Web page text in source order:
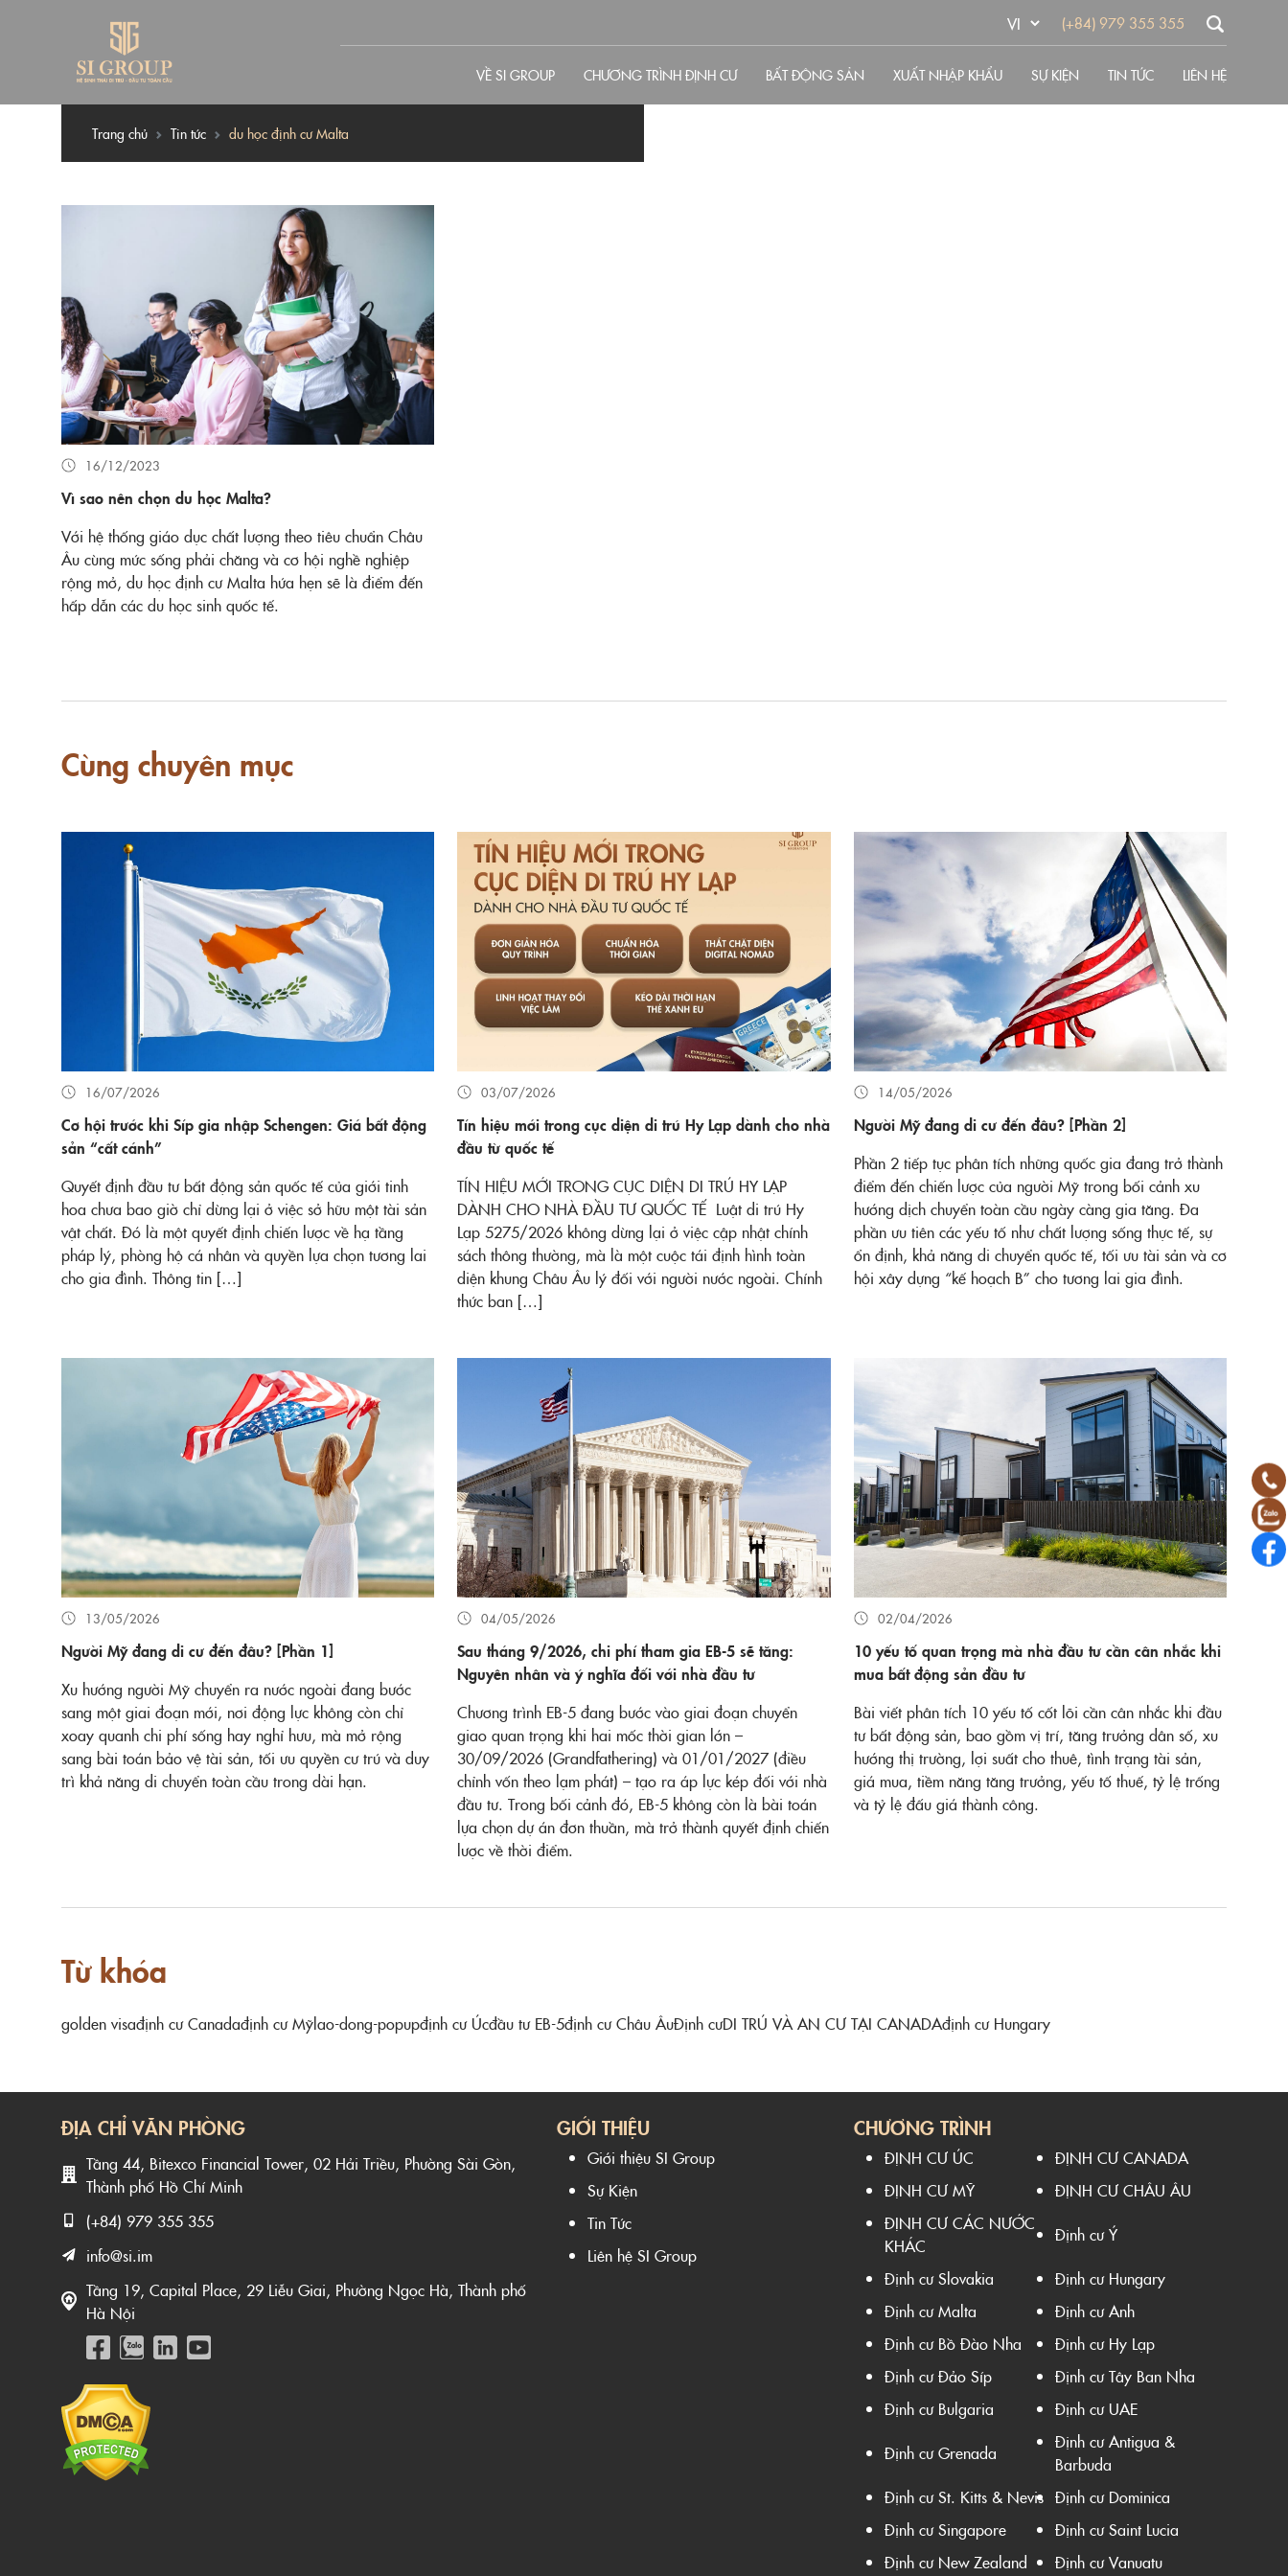
(+84) 979 355 355
VỀ SI GROUP CHƯƠNG TRÌNH ĐỊNH CƯ BẤT ĐỘNG SẢN XUẤT NHẬP KHẨU SỰ KIỆN TIN TỨC LIÊN HỆ
Trang chủ Tin tức du học định cư Malta
16/12/2023
Vì sao nên chọn du học Malta?
Với hệ thống giáo dục chất lượng theo tiêu chuẩn Châu
Âu cùng mức sống phải chăng và cơ hội nghề nghiệp
rộng mở, du học định cư Malta hứa hẹn sẽ là điểm đến
hấp dẫn các du học sinh quốc tế.
Cùng chuyên mục
16/07/2026
Cơ hội trước khi Síp gia nhập Schengen: Giá bất động
sản “cất cánh”
Quyết định đầu tư bất động sản quốc tế của giới tinh
hoa chưa bao giờ chỉ dừng lại ở việc sở hữu một tài sản
vật chất. Đó là một quyết định chiến lược về hạ tầng
pháp lý, phòng hộ cá nhân và quyền lựa chọn tương lai
cho gia đình. Thông tin […]
03/07/2026
Tín hiệu mới trong cục diện di trú Hy Lạp dành cho nhà
đầu từ quốc tế
TÍN HIỆU MỚI TRONG CỤC DIỆN DI TRÚ HY LẠP
DÀNH CHO NHÀ ĐẦU TƯ QUỐC TẾ Luật di trú Hy
Lạp 5275/2026 không dừng lại ở việc cập nhật chính
sách thông thường, mà là một cuộc tái định hình toàn
diện khung Châu Âu lý đối với người nước ngoài. Chính
thức ban […]
14/05/2026
Người Mỹ đang di cư đến đâu? [Phần 2]
Phần 2 tiếp tục phân tích những quốc gia đang trở thành
điểm đến chiến lược của người Mỹ trong bối cảnh xu
hướng dịch chuyển toàn cầu ngày càng gia tăng. Đa
phần ưu tiên các yếu tố như chất lượng sống thực tế, sự
ổn định, khả năng di chuyển quốc tế, tối ưu tài sản và cơ
hội xây dựng “kế hoạch B” cho tương lai gia đình.
13/05/2026
Người Mỹ đang di cư đến đâu? [Phần 1]
Xu hướng người Mỹ chuyển ra nước ngoài đang bước
sang một giai đoạn mới, nơi động lực không còn chỉ
xoay quanh chi phí sống hay nghỉ hưu, mà mở rộng
sang bài toán bảo vệ tài sản, tối ưu quyền cư trú và duy
trì khả năng di chuyển toàn cầu trong dài hạn.
04/05/2026
Sau tháng 9/2026, chi phí tham gia EB-5 sẽ tăng:
Nguyên nhân và ý nghĩa đối với nhà đầu tư
Chương trình EB-5 đang bước vào giai đoạn chuyển
giao quan trọng khi hai mốc thời gian lớn –
30/09/2026 (Grandfathering) và 01/01/2027 (điều
chỉnh vốn theo lạm phát) – tạo ra áp lực kép đối với nhà
đầu tư. Trong bối cảnh đó, EB-5 không còn là bài toán
lựa chọn dự án đơn thuần, mà trở thành quyết định chiến
lược về thời điểm.
02/04/2026
10 yếu tố quan trọng mà nhà đầu tư cần cân nhắc khi
mua bất động sản đầu tư
Bài viết phân tích 10 yếu tố cốt lõi cần cân nhắc khi đầu
tư bất động sản, bao gồm vị trí, tăng trưởng dân số, xu
hướng thị trường, lợi suất cho thuê, tình trạng tài sản,
giá mua, tiềm năng tăng trưởng, yếu tố thuế, tỷ lệ trống
và tỷ lệ đấu giá thành công.
Từ khóa
golden visađịnh cư Canadađịnh cư Mỹlao-dong-popupđịnh cư Úcđầu tư EB-5định cư Châu ÂuĐịnh cưDI TRÚ VÀ AN CƯ TẠI CANADAđịnh cư Hungary
ĐỊA CHỈ VĂN PHÒNG
Tầng 44, Bitexco Financial Tower, 02 Hải Triều, Phường Sài Gòn,
Thành phố Hồ Chí Minh
(+84) 979 355 355
info@si.im
Tầng 19, Capital Place, 29 Liễu Giai, Phường Ngọc Hà, Thành phố
Hà Nội
GIỚI THIỆU
Giới thiệu SI Group
Sự Kiện
Tin Tức
Liên hệ SI Group
CHƯƠNG TRÌNH
ĐỊNH CƯ ÚC
ĐỊNH CƯ CANADA
ĐỊNH CƯ MỸ
ĐỊNH CƯ CHÂU ÂU
ĐỊNH CƯ CÁC NƯỚC
KHÁC
Định cư Ý
Định cư Slovakia
Định cư Hungary
Định cư Malta
Định cư Anh
Định cư Bồ Đào Nha
Định cư Hy Lạp
Định cư Đảo Síp
Định cư Tây Ban Nha
Định cư Bulgaria
Định cư UAE
Định cư Grenada
Định cư Antigua &
Barbuda
Định cư St. Kitts & Nevis Định cư Dominica
Định cư Singapore
Định cư Saint Lucia
Định cư New Zealand
Định cư Vanuatu